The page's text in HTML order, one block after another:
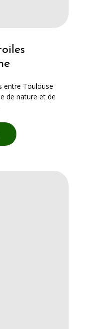
entre Toulouse
de nature et de